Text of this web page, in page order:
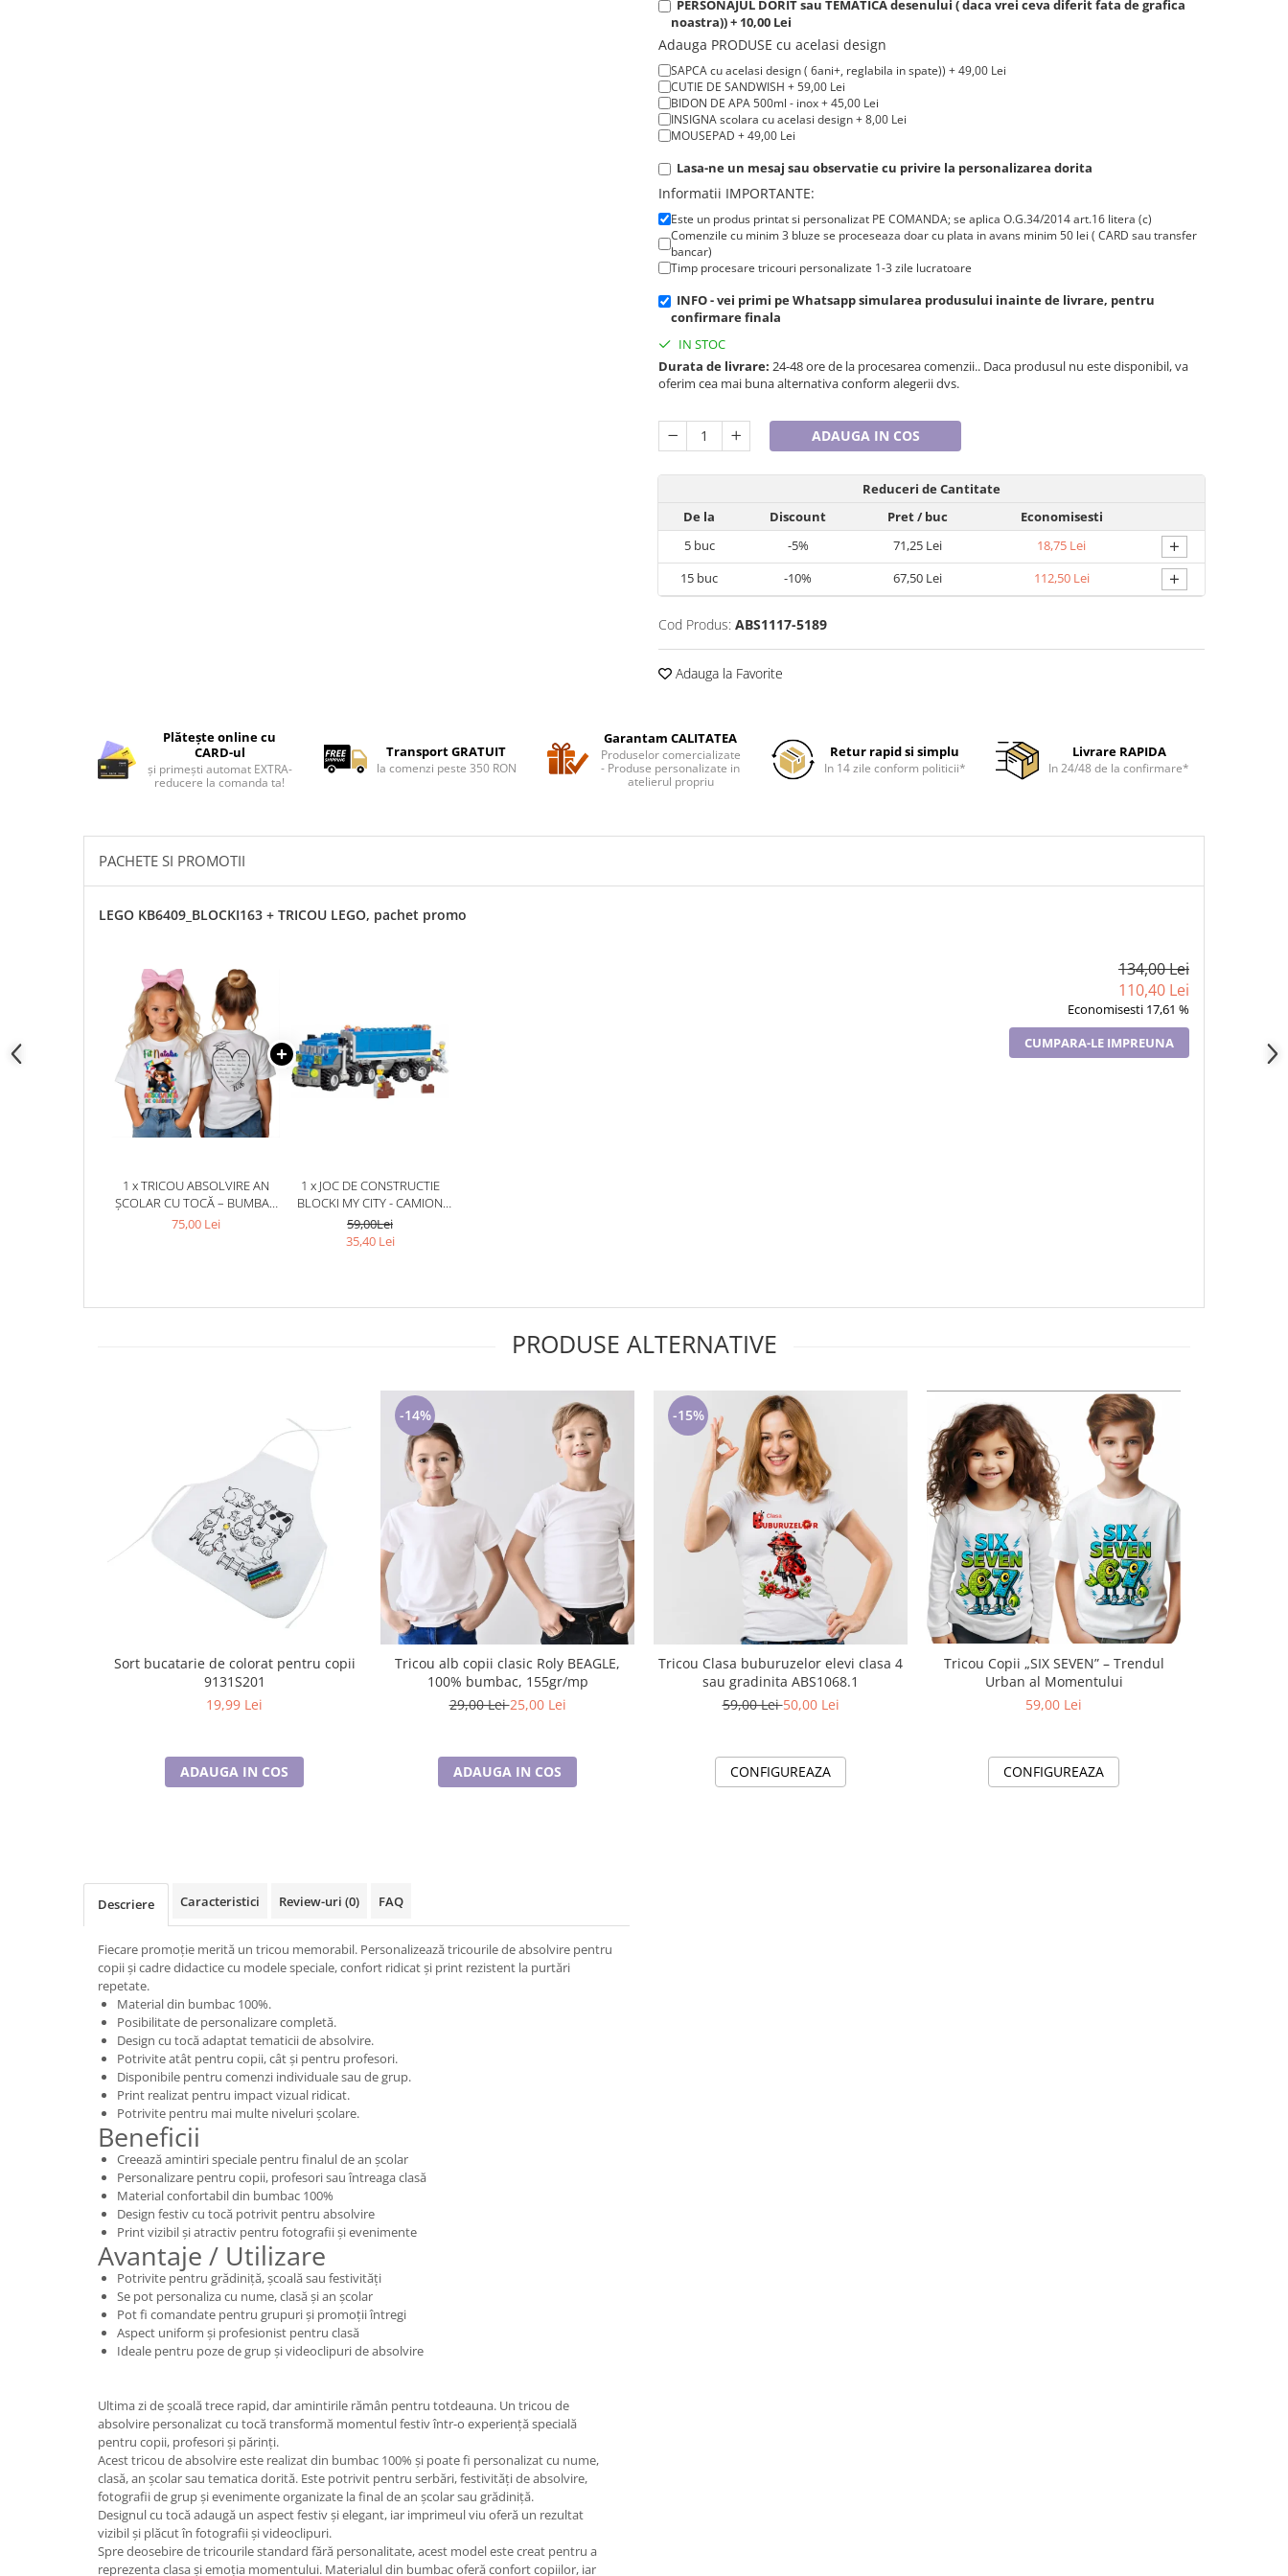
Cadouri Iubitori de animale
Cadouri GRAVIDE
Cadouri Colegi, sefi sau angajati
Cadouri pentru Doctori
Cadouri pentru Sfânta Maria
PERSONAJUL DORIT sau TEMATICA desenului ( daca vrei ceva diferit fata de grafica
noastra)) + 10,00 Lei
Adauga PRODUSE cu acelasi design
SAPCA cu acelasi design ( 6ani+, reglabila in spate)) + 49,00 Lei
CUTIE DE SANDWISH + 59,00 Lei
BIDON DE APA 500ml - inox + 45,00 Lei
INSIGNA scolara cu acelasi design + 8,00 Lei
MOUSEPAD + 49,00 Lei
Lasa-ne un mesaj sau observatie cu privire la personalizarea dorita
Informatii IMPORTANTE:
Este un produs printat si personalizat PE COMANDA; se aplica O.G.34/2014 art.16 litera (c)
Comenzile cu minim 3 bluze se proceseaza doar cu plata in avans minim 50 lei ( CARD sau transfer
bancar)
Timp procesare tricouri personalizate 1-3 zile lucratoare
INFO - vei primi pe Whatsapp simularea produsului inainte de livrare, pentru
confirmare finala
IN STOC
Durata de livrare: 24-48 ore de la procesarea comenzii.. Daca produsul nu este disponibil, va
oferim cea mai buna alternativa conform alegerii dvs.
ADAUGA IN COS
Reduceri de Cantitate
De la
Discount Pret/ buc
Economisesti
5buc -5% 71,25 Lei 18,75 Lei +
15 buc -10% 67,50 Lei 112,50 Lei +
Cod Produs: ABS1117-5189
Adauga la Favorite
Plătește online cu
CARD-ul
și primești automat EXTRA-
reducere la comanda ta!
Transport GRATUIT
la comenzi peste 350 RON
Garantam CALITATEA
Produselor comercializate
- Produse personalizate in
atelierul propriu
Retur rapid si simplu
In 14 zile conform politicii*
Livrare RAPIDA
In 24/48 de la confirmare*
PACHETE SI PROMOTII
LEGO KB6409_BLOCKI163 + TRICOU LEGO, pachet promo
1 x TRICOU ABSOLVIRE AN
ȘCOLAR CU TOCĂ – BUMBAC
100% PERSONALIZAT PENTRU
75,00 Lei
1 x JOC DE CONSTRUCTIE
BLOCKI MY CITY - CAMION
(163 PIESE)
59,00Lei
35,40 Lei
134,00 Lei
110,40 Lei
Economisesti 17,61 %
CUMPARA-LE IMPREUNA
PRODUSE ALTERNATIVE
Sort bucatarie de colorat pentru copii
9131S201
19,99 Lei
ADAUGA IN COS
-14%
Tricou alb copii clasic Roly BEAGLE,
100% bumbac, 155gr/mp
29,00 Lei25,00 Lei
ADAUGA IN COS
-15%
Tricou Clasa buburuzelor elevi clasa 4
sau gradinita ABS1068.1
59,00 Lei50,00 Lei
CONFIGUREAZA
Tricou Copii „SIX SEVEN” – Trendul
Urban al Momentului
59,00 Lei
CONFIGUREAZA
Descriere Caracteristici Review-uri (0) FAQ
Fiecare promoție merită un tricou memorabil. Personalizează tricourile de absolvire pentru
copii și cadre didactice cu modele speciale, confort ridicat și print rezistent la purtări
repetate.
Material din bumbac 100%.
Posibilitate de personalizare completă.
Design cu tocă adaptat tematicii de absolvire.
Potrivite atât pentru copii, cât și pentru profesori.
Disponibile pentru comenzi individuale sau de grup.
Print realizat pentru impact vizual ridicat.
Potrivite pentru mai multe niveluri școlare.
Beneficii
Creează amintiri speciale pentru finalul de an școlar
Personalizare pentru copii, profesori sau întreaga clasă
Material confortabil din bumbac 100%
Design festiv cu tocă potrivit pentru absolvire
Print vizibil și atractiv pentru fotografii și evenimente
Avantaje / Utilizare
Potrivite pentru grădiniță, școală sau festivități
Se pot personaliza cu nume, clasă și an școlar
Pot fi comandate pentru grupuri și promoții întregi
Aspect uniform și profesionist pentru clasă
Ideale pentru poze de grup și videoclipuri de absolvire
Ultima zi de școală trece rapid, dar amintirile rămân pentru totdeauna. Un tricou de
absolvire personalizat cu tocă transformă momentul festiv într-o experiență specială
pentru copii, profesori și părinți.
Acest tricou de absolvire este realizat din bumbac 100% și poate fi personalizat cu nume,
clasă, an școlar sau tematica dorită. Este potrivit pentru serbări, festivități de absolvire,
fotografii de grup și evenimente organizate la final de an școlar sau grădiniță.
Designul cu tocă adaugă un aspect festiv și elegant, iar imprimeul viu oferă un rezultat
vizibil și plăcut în fotografii și videoclipuri.
Spre deosebire de tricourile standard fără personalitate, acest model este creat pentru a
reprezenta clasa și emoția momentului. Materialul din bumbac oferă confort copiilor, iar